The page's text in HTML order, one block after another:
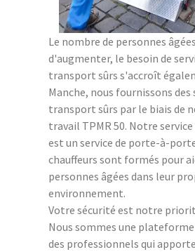
Le nombre de personnes
d'augmenter, le besoin de
transport sûrs s'accroît
Manche, nous fournissons des
transport sûrs par le biais de
travail TPMR 50. Notre
est un service de porte-à-
chauffeurs sont formés pour
personnes âgées dans leur
environnement.
Votre sécurité est notre
Nous sommes une
des professionnels qui